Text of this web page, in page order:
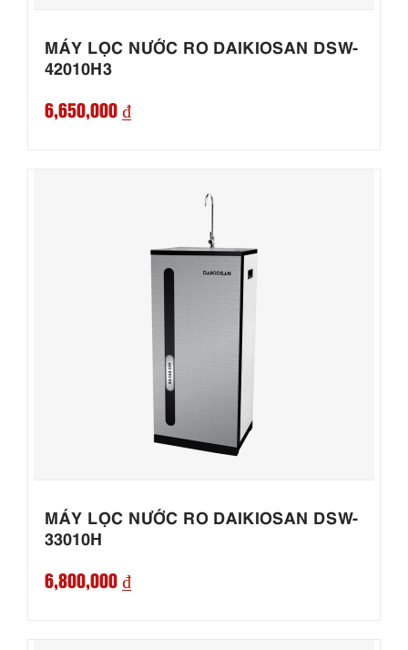
MÁY LỌC NƯỚC RO DAIKIOSAN DSW-
42010H3
6,650,000 ₫
MÁY LỌC NƯỚC RO DAIKIOSAN DSW-
33010H
6,800,000 ₫